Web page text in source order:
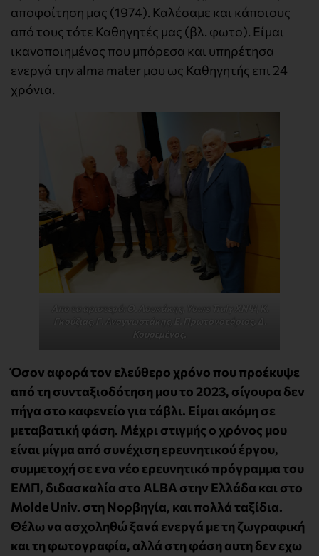
αποφοίτηση μας (1974). Καλέσαμε και κάποιους
από τους τότε Καθηγητές μας (βλ. φωτο). Είμαι
ικανοποιημένος που μπόρεσα και υπηρέτησα
ενεργά την alma mater μου ως Καθηγητής επι 24
χρόνια.
Απο τα αριστερά: Θ. Λουκάκης, Yours Truly ΧΝΨ, K.
Γκούζιας, Γ. Αναγνωστάκης, Ε. Πρωτονοτάριος, Δ.
Κουρεμένος.
Όσον αφορά τον ελεύθερο χρόνο που προέκυψε
από τη συνταξιοδότηση μου το 2023, σίγουρα δεν
πήγα στο καφενείο για τάβλι. Είμαι ακόμη σε
μεταβατική φάση. Μέχρι στιγμής ο χρόνος μου
είναι μίγμα από συνέχιση ερευνητικού έργου,
συμμετοχή σε ενα νέο ερευνητικό πρόγραμμα του
ΕΜΠ, διδασκαλία στο ALBA στην Ελλάδα και στο
Molde Univ. στη Νορβηγία, και πολλά ταξίδια.
Θέλω να ασχοληθώ ξανά ενεργά με τη ζωγραφική
και τη φωτογραφία, αλλά στη φάση αυτη δεν εχω